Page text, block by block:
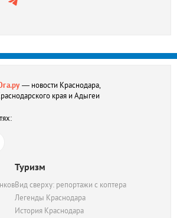
— новости Краснодара,
края и Адыгеи
Туризм
Вид сверху: репортажи с коптера
Легенды Краснодара
История Краснодара